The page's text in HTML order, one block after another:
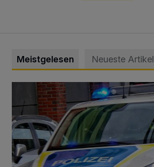
Meistgelesen Neueste Artikel
Mann beschädigt Autos in Parkhaus